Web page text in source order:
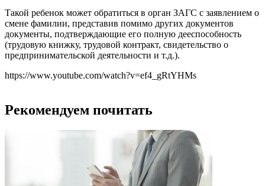
Такой ребенок может обратиться в орган ЗАГС с заявлением о
смене фамилии, представив помимо других документов
документы, подтверждающие его полную дееспособность
(трудовую книжку, трудовой контракт, свидетельство о
предпринимательской деятельности и т.д.).
https://www.youtube.com/watch?v=ef4_gRtYHMs
Рекомендуем почитать